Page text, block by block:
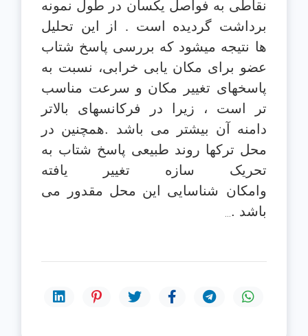
نقاطی به فواصل یکسان در طول نمونه
برداشت گردیده است . از این تحلیل
ها نتیجه میشود که بررسی پاسخ شتاب
عضو برای مکان یابی خرابی، نسبت به
پاسخهای تغییر
مکان و سرعت مناسب
تر است ، زیرا در فرکانسهای بالاتر
دامنه آن بیشتر می باشد .همچنین در
محل ترکها روند طبیعی پاسخ شتاب به
تحریک سازه تغییر یافته
وامکان
شناسایی این محل مقدور می
باشد .
…